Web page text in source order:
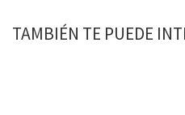
TAMBIÉN TE PUEDE